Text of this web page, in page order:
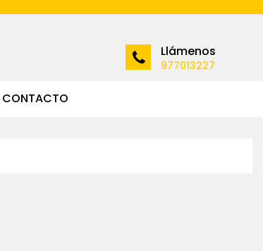
Llámenos
977013227
CONTACTO